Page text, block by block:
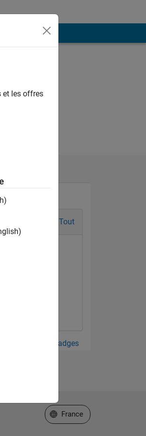
Tout
Afficher tout Badges
et les offres
Sélectionner un site web
France